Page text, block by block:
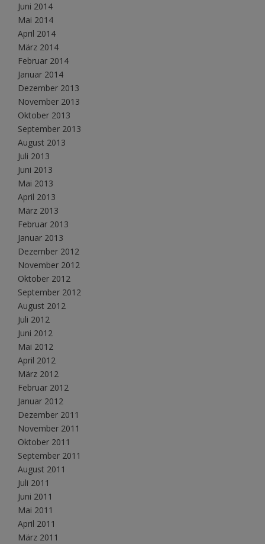
Juni 2014
Mai 2014
April 2014
März 2014
Februar 2014
Januar 2014
Dezember 2013
November 2013
Oktober 2013
September 2013
August 2013
Juli 2013
Juni 2013
Mai 2013
April 2013
März 2013
Februar 2013
Januar 2013
Dezember 2012
November 2012
Oktober 2012
September 2012
August 2012
Juli 2012
Juni 2012
Mai 2012
April 2012
März 2012
Februar 2012
Januar 2012
Dezember 2011
November 2011
Oktober 2011
September 2011
August 2011
Juli 2011
Juni 2011
Mai 2011
April 2011
März 2011